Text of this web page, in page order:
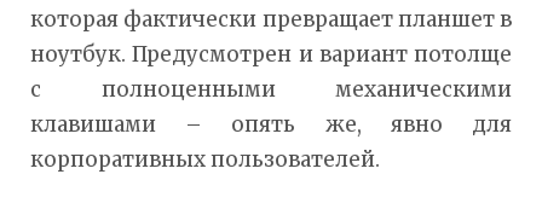
которая фактически превращает планшет в
ноутбук. Предусмотрен и вариант потолще
с полноценными механическими
клавишами – опять же, явно для
корпоративных пользователей.